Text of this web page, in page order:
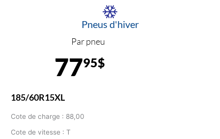
Pneus d'hiver
Par pneu
7795$
185/60R15XL
Cote de charge : 88,00
Cote de vitesse : T